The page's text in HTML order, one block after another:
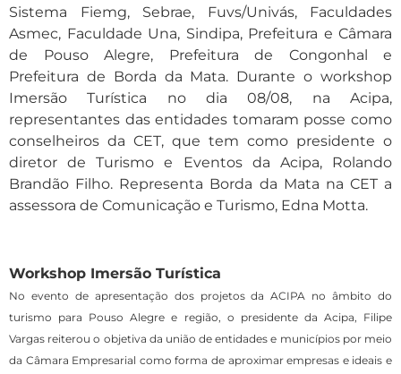
Sistema Fiemg, Sebrae, Fuvs/Univás, Faculdades
Asmec, Faculdade Una, Sindipa, Prefeitura e Câmara
de Pouso Alegre, Prefeitura de Congonhal e
Prefeitura de Borda da Mata. Durante o workshop
Imersão Turística no dia 08/08, na Acipa,
representantes das entidades tomaram posse como
conselheiros da CET, que tem como presidente o
diretor de Turismo e Eventos da Acipa, Rolando
Brandão Filho. Representa Borda da Mata na CET a
assessora de Comunicação e Turismo, Edna Motta.
Workshop Imersão Turística
No evento de apresentação dos projetos da ACIPA no âmbito do
turismo para Pouso Alegre e região, o presidente da Acipa, Filipe
Vargas reiterou o objetiva da união de entidades e municípios por meio
da Câmara Empresarial como forma de aproximar empresas e ideais e